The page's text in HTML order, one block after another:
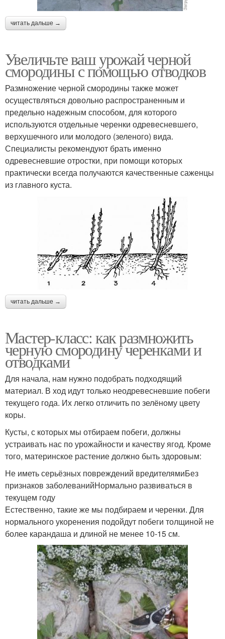
читать дальше →
Увеличьте ваш урожай черной
смородины с помощью отводков
Размножение черной смородины также может
осуществляться довольно распространенным и
предельно надежным способом, для которого
используются отдельные черенки одревесневшего,
верхушечного или молодого (зеленого) вида.
Специалисты рекомендуют брать именно
одревесневшие отростки, при помощи которых
практически всегда получаются качественные саженцы
из главного куста.
читать дальше →
Мастер-класс: как размножить
черную смородину черенками и
отводками
Для начала, нам нужно подобрать подходящий
материал. В ход идут только неодревесневшие побеги
текущего года. Их легко отличить по зелёному цвету
коры.
Кусты, с которых мы отбираем побеги, должны
устраивать нас по урожайности и качеству ягод. Кроме
того, материнское растение должно быть здоровым:
Не иметь серьёзных повреждений вредителямиБез
признаков заболеванийНормально развиваться в
текущем году
Естественно, такие же мы подбираем и черенки. Для
нормального укоренения подойдут побеги толщиной не
более карандаша и длиной не менее 10-15 см.